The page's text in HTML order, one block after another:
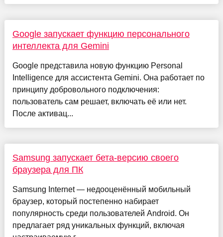
Google запускает функцию персонального
интеллекта для Gemini
Google представила новую функцию Personal
Intelligence для ассистента Gemini. Она работает по
принципу добровольного подключения:
пользователь сам решает, включать её или нет.
После активац...
Samsung запускает бета-версию своего
браузера для ПК
Samsung Internet — недооценённый мобильный
браузер, который постепенно набирает
популярность среди пользователей Android. Он
предлагает ряд уникальных функций, включая